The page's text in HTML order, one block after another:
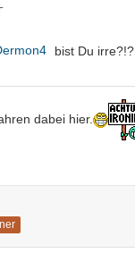
bist Du irre?!?
dabei hier.